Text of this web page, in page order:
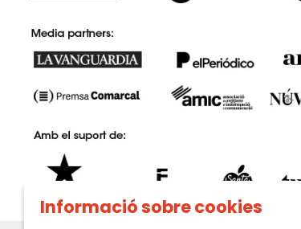
Informació sobre cookies